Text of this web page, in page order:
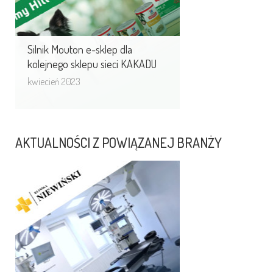
Silnik Mouton e-sklep dla
kolejnego sklepu sieci KAKADU
kwiecień 2023
AKTUALNOŚCI Z POWIĄZANEJ BRANŻY
Nowa odsłona strony www
Kliniki Niewińscy.
Wraz z poszerzeniem wachlarza
usług medycznych, niezbędna była
również zmiana wizerunku Kliniki